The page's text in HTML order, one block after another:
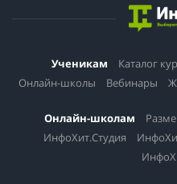
Ученикам Каталог
Онлайн-школы
Вебинары
Онлайн-школам
ИнфоХит.Студия